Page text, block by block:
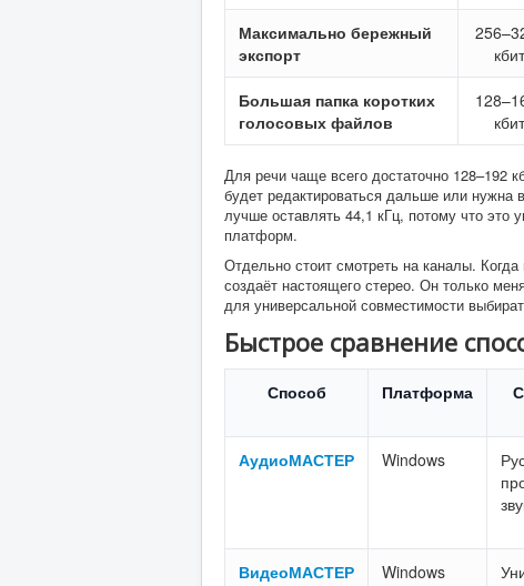
Максимально бережный
экспорт
Большая папка коротких
голосовых файлов
Для речи чаще всего достаточно 128–192
будет редактироваться дальше или нужна
лучше оставлять 44,1 кГц, потому что это
платформ.
Отдельно стоит смотреть на каналы.
создаёт настоящего стерео. Он только
для универсальной совместимости
Быстрое сравнение
Способ Платформа
АудиоМАСТЕР Windows
ВидеоМАСТЕР Windows